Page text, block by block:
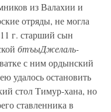
из Валахии и
отряды, не могла
г. старший сын
бтъыДжелаль-
с ним ордынский
удалось остановить
стол Тимур-хана, но
ставленника в